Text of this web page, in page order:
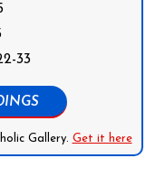
33
Gallery. Get it here